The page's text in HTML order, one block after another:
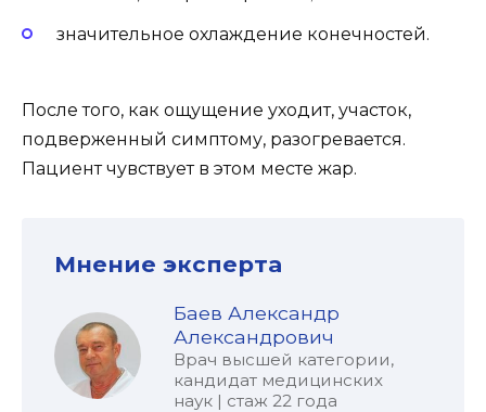
значительное охлаждение конечностей.
После того, как ощущение уходит, участок,
подверженный симптому, разогревается.
Пациент чувствует в этом месте жар.
Мнение эксперта
Баев Александр
Александрович
Врач высшей категории,
кандидат медицинских
наук | стаж 22 года